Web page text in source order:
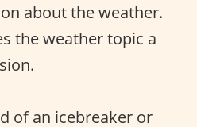
about the weather.
the weather topic a
of an icebreaker or